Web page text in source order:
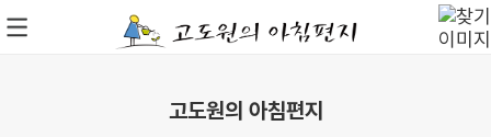
고도원의 아침편지